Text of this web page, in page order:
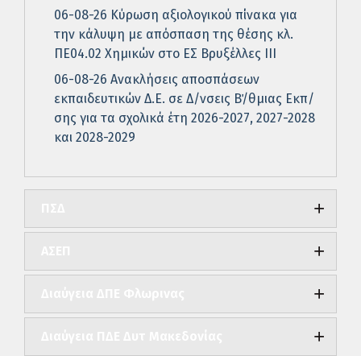
06-08-26 Κύρωση αξιολογικού πίνακα για
την κάλυψη με απόσπαση της θέσης κλ.
ΠΕ04.02 Χημικών στο ΕΣ Βρυξέλλες ΙΙΙ
06-08-26 Ανακλήσεις αποσπάσεων
εκπαιδευτικών Δ.Ε. σε Δ/νσεις Β΄/θμιας Εκπ/
σης για τα σχολικά έτη 2026-2027, 2027-2028
και 2028-2029